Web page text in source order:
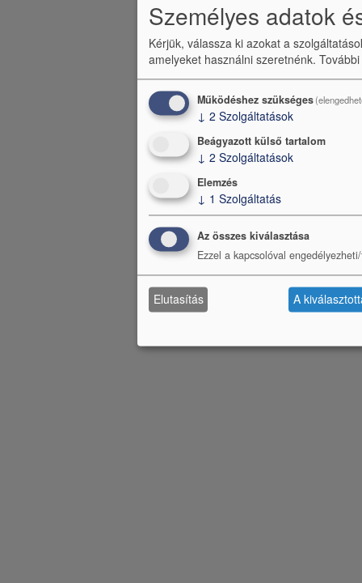
Személyes adatok
Kérjük, válassza ki azokat a
amelyeket használni szeretnénk.
Működéshez szükséges
↓ 2 Szolgáltatások
Beágyazott külső tartalom
↓ 2 Szolgáltatások
Elemzés
↓ 1 Szolgáltatás
Az összes kiválasztása
Ezzel a kapcsolóval
Elutasítás A